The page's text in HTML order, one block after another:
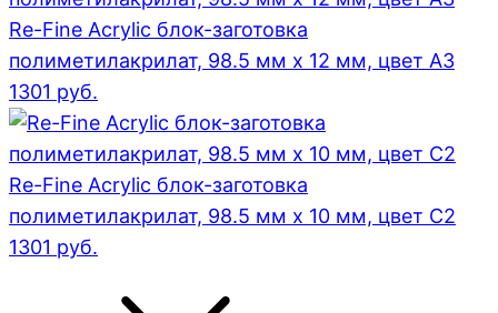
Re-Fine Acrylic блок-заготовка
полиметилакрилат, 98.5 мм x 12 мм, цвет A3
1301 руб.
Re-Fine Acrylic блок-заготовка
полиметилакрилат, 98.5 мм x 10 мм, цвет C2
1301 руб.